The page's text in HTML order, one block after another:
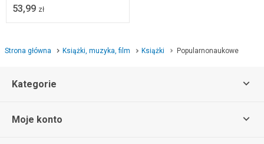
53,99 zł
Strona główna Książki, muzyka, film Książki Popularnonaukowe
Kategorie
Moje konto